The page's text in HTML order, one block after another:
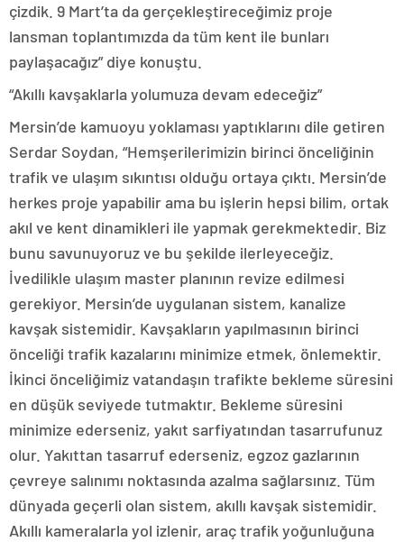
çizdik. 9 Mart’ta da gerçekleştireceğimiz proje
lansman toplantımızda da tüm kent ile bunları
paylaşacağız” diye konuştu.
“Akıllı kavşaklarla yolumuza devam edeceğiz”
Mersin’de kamuoyu yoklaması yaptıklarını dile getiren
Serdar Soydan, “Hemşerilerimizin birinci önceliğinin
trafik ve ulaşım sıkıntısı olduğu ortaya çıktı. Mersin’de
herkes proje yapabilir ama bu işlerin hepsi bilim, ortak
akıl ve kent dinamikleri ile yapmak gerekmektedir. Biz
bunu savunuyoruz ve bu şekilde ilerleyeceğiz.
İvedilikle ulaşım master planının revize edilmesi
gerekiyor. Mersin’de uygulanan sistem, kanalize
kavşak sistemidir. Kavşakların yapılmasının birinci
önceliği trafik kazalarını minimize etmek, önlemektir.
İkinci önceliğimiz vatandaşın trafikte bekleme süresini
en düşük seviyede tutmaktır. Bekleme süresini
minimize ederseniz, yakıt sarfiyatından tasarrufunuz
olur. Yakıttan tasarruf ederseniz, egzoz gazlarının
çevreye salınımı noktasında azalma sağlarsınız. Tüm
dünyada geçerli olan sistem, akıllı kavşak sistemidir.
Akıllı kameralarla yol izlenir, araç trafik yoğunluğuna